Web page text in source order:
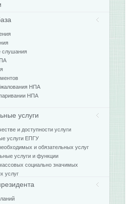
слушания
НПА
НПА
услуги
и доступности услуги
услуги ЕПГУ
и обязательных услуг
услуги и функции
социально значимых
услуг